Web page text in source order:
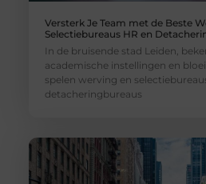
Versterk Je Team met de Beste
Selectiebureaus HR en
In de bruisende stad Leiden,
academische instellingen en
spelen werving en
detacheringbureaus